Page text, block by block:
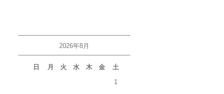
2026年8月
日 月 火 水 木 金 土
1